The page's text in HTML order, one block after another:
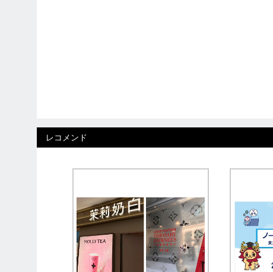
レコメンド